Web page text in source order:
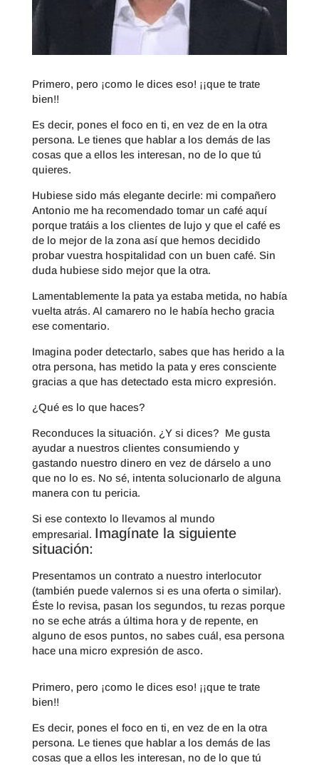
Primero, pero ¡como le dices eso! ¡¡que te trate
bien!!
Es decir, pones el foco en ti, en vez de en la otra
persona. Le tienes que hablar a los demás de las
cosas que a ellos les interesan, no de lo que tú
quieres.
Hubiese sido más elegante decirle: mi compañero
Antonio me ha recomendado tomar un café aquí
porque tratáis a los clientes de lujo y que el café es
de lo mejor de la zona así que hemos decidido
probar vuestra hospitalidad con un buen café. Sin
duda hubiese sido mejor que la otra.
Lamentablemente la pata ya estaba metida, no había
vuelta atrás. Al camarero no le había hecho gracia
ese comentario.
Imagina poder detectarlo, sabes que has herido a la
otra persona, has metido la pata y eres consciente
gracias a que has detectado esta micro expresión.
¿Qué es lo que haces?
Reconduces la situación. ¿Y si dices? Me gusta
ayudar a nuestros clientes consumiendo y
gastando nuestro dinero en vez de dárselo a uno
que no lo es. No sé, intenta solucionarlo de alguna
manera con tu pericia.
Si ese contexto lo llevamos al mundo
empresarial. Imagínate la siguiente
situación:
Presentamos un contrato a nuestro interlocutor
(también puede valernos si es una oferta o similar).
Éste lo revisa, pasan los segundos, tu rezas porque
no se eche atrás a última hora y de repente, en
alguno de esos puntos, no sabes cuál, esa persona
hace una micro expresión de asco.
Primero, pero ¡como le dices eso! ¡¡que te trate
bien!!
Es decir, pones el foco en ti, en vez de en la otra
persona. Le tienes que hablar a los demás de las
cosas que a ellos les interesan, no de lo que tú